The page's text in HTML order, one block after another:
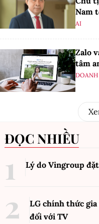
Nam
AI
Zalo
tâm
DOANH
ĐỌC NHIỀU
Lý do Vingroup
LG chính thức gia
đối với TV